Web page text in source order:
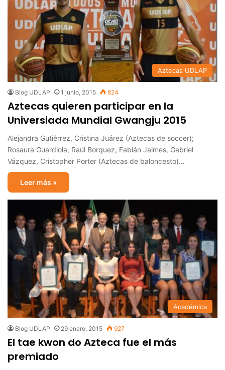
Aztecas UDLAP
Blog UDLAP 1 junio, 2015 824
Aztecas quieren participar en la
Universiada Mundial Gwangju 2015
Alejandra Gutiérrez, Cristina Juárez (Aztecas de soccer);
Rosaura Guardiola, Raúl Borquez, Fabián Jaimes, Gabriel
Vázquez, Cristopher Porter (Aztecas de baloncesto)…
Leer más »
Académica
Blog UDLAP 29 enero, 2015 927
El tae kwon do Azteca fue el más
premiado